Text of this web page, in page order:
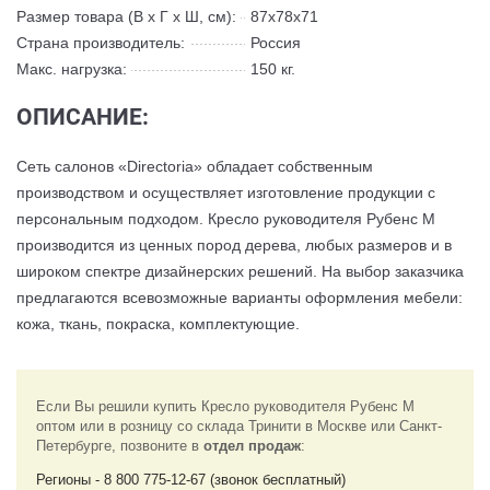
Размер товара (В x Г x Ш, см):
87x78x71
Страна производитель:
Россия
Макс. нагрузка:
150 кг.
ОПИСАНИЕ:
Сеть салонов «Directoria» обладает собственным
производством и осуществляет изготовление продукции с
персональным подходом. Кресло руководителя Рубенс М
производится из ценных пород дерева, любых размеров и в
широком спектре дизайнерских решений. На выбор заказчика
предлагаются всевозможные варианты оформления мебели:
кожа, ткань, покраска, комплектующие.
Если Вы решили купить Кресло руководителя Рубенс М
оптом или в розницу со склада Тринити в Москве или Санкт-
Петербурге, позвоните в отдел продаж:
Регионы - 8 800 775-12-67 (звонок бесплатный)